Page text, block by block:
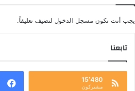
يجب أنت تكون مسجل الدخول لتضيف تعليقاً.
تابعنا
15٬480
مشتركون